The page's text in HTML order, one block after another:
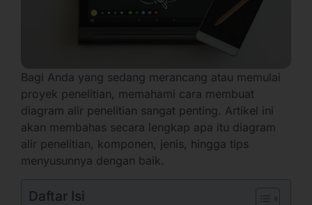
Bagi Anda yang sedang merancang atau memulai
proyek penelitian, memahami cara membuat
diagram alir penelitian sangat penting. Artikel ini
akan membahas secara lengkap apa itu diagram
alir penelitian, komponen, jenis, hingga tips
menyusunnya dengan baik.
Daftar Isi